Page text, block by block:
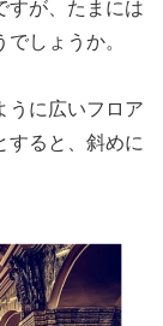
が、たまには
しょうか。
に広いフロア
すると、斜めに